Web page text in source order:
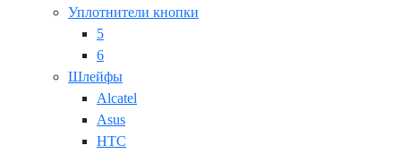
Уплотнители кнопки
5
6
Шлейфы
Alcatel
Asus
HTC